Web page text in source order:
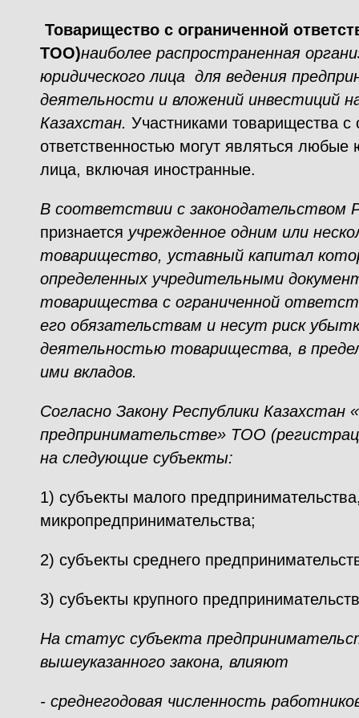
Товарищество с ограниченной
ТОО)наиболее распространенная
юридического лица для ведения
деятельности и вложений инвестиций
Казахстан. Участниками товарищества с
ответственностью могут являться
лица, включая иностранные.
В соответствии с законодательством
признается учрежденное одним или
товарищество, уставный капитал
определенных учредительными
товарищества с ограниченной
его обязательствам и несут риск
деятельностью товарищества, в
ими вкладов.
Согласно Закону Республики Казахстан
предпринимательстве» ТОО
на следующие субъекты:
1) субъекты малого
микропредпринимательства;
2) субъекты среднего
3) субъекты крупного
На статус субъекта
вышеуказанного закона, влияют
- среднегодовая численность